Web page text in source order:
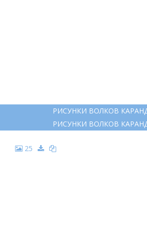
РИСУНКИ ВОЛКОВ
РИСУНКИ ВОЛКОВ
25